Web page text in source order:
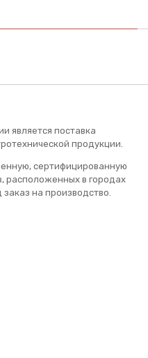
является поставка
продукции.
сертифицированную
расположенных в городах
на производство.